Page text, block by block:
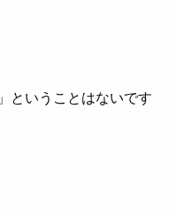
」ということはないです